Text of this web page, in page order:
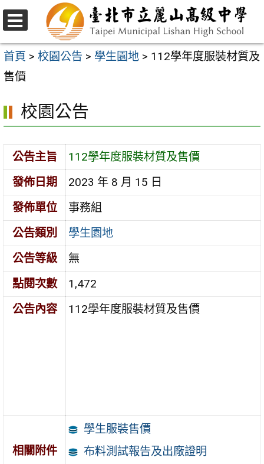
跳
至
主
要
容
區
選
單
首頁 > 校園公告 > 學生園地 > 112學年度服裝材質及
售價
校園公告
公告主旨
112學年度服裝材質及售價
發佈日期
2023 年 8 月 15 日
發佈單位
事務組
公告類別
學生園地
公告等級
無
點閱次數
1,472
公告內容
112學年度服裝材質及售價
相關附件
學生服裝售價
布料測試報告及出廠證明